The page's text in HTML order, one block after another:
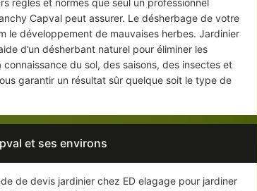
règles et normes que seul un professionnel
Capval peut assurer. Le désherbage de votre
le développement de mauvaises herbes. Jardinier
d’un désherbant naturel pour éliminer les
du sol, des saisons, des insectes et
garantir un résultat sûr quelque soit le type de
et ses environs
de devis jardinier chez ED elagage pour jardiner